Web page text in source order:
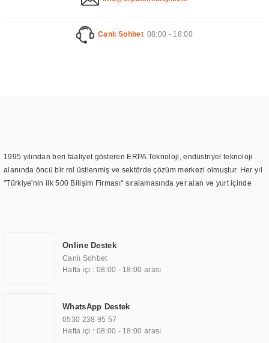
Canlı Sohbet 08:00 - 18:00
1995 yılından beri faaliyet gösteren ERPA Teknoloji, endüstriyel teknoloji
alanında öncü bir rol üstlenmiş ve sektörde çözüm merkezi olmuştur. Her yıl
"Türkiye'nin ilk 500 Bilişim Firması" sıralamasında yer alan ve yurt içinde
TOCHI markası altında kendi ürettiği ürünlerde kullanmıştır. Günümüzde
TOCHI; videowall, digital signage, kiosk, totem, akıllı durak ekranı, araç içi
ekran, asansör ekranı, digital menüboard, marin ekran, medikal ekran,
ekranları, endüstriyel ekranlar, kapı önü bilgi ekranları, panel PC,
endüstriyel Panel PC, mini PC, endüstriyel mini PC ve akıllı bina sistemleri
gibi çözümleri 4.5" ile 110” boyutları arasında üretebilirken, ayrıca standart
Online Destek
Canlı Sohbet
Hafta içi : 08:00 - 18:00 arası
WhatsApp Destek
0530 238 95 57
Hafta içi : 08:00 - 18:00 arası